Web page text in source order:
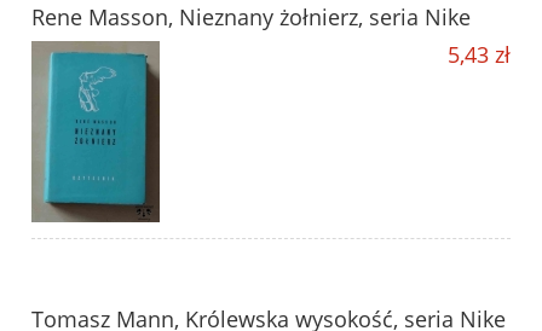
Rene Masson, Nieznany żołnierz, seria Nike
5,43 zł
Tomasz Mann, Królewska wysokość, seria Nike